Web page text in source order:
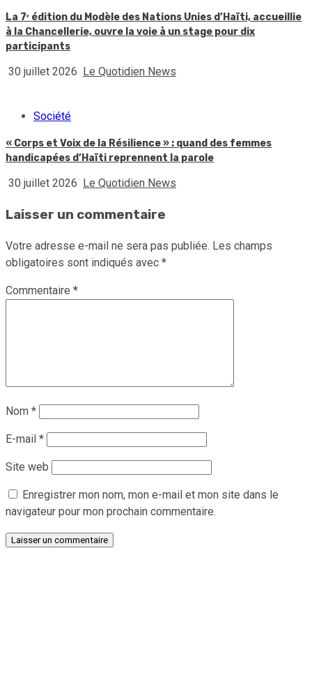
La 7ᵉ édition du Modèle des Nations Unies d’Haïti, accueillie
à la Chancellerie, ouvre la voie à un stage pour dix
participants
30 juillet 2026 Le Quotidien News
Société
« Corps et Voix de la Résilience » : quand des femmes
handicapées d’Haïti reprennent la parole
30 juillet 2026 Le Quotidien News
Laisser un commentaire
Votre adresse e-mail ne sera pas publiée. Les champs
obligatoires sont indiqués avec *
Commentaire *
Nom *
E-mail *
Site web
Enregistrer mon nom, mon e-mail et mon site dans le
navigateur pour mon prochain commentaire.